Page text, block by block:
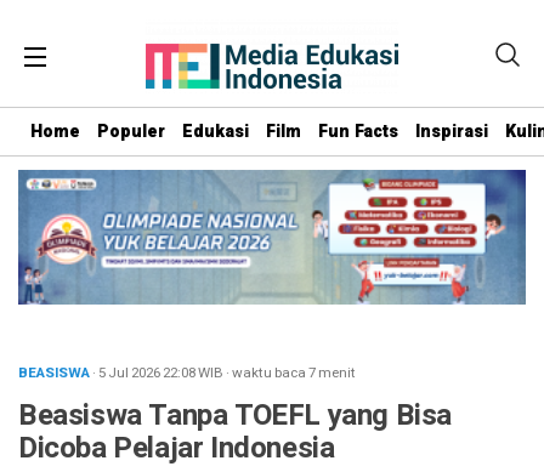
Home Populer Edukasi Film Fun Facts Inspirasi
BEASISWA· 5 Jul 202622:08WIB ·waktu baca 7 menit
Beasiswa Tanpa TOEFL yang Bisa
Dicoba Pelajar Indonesia